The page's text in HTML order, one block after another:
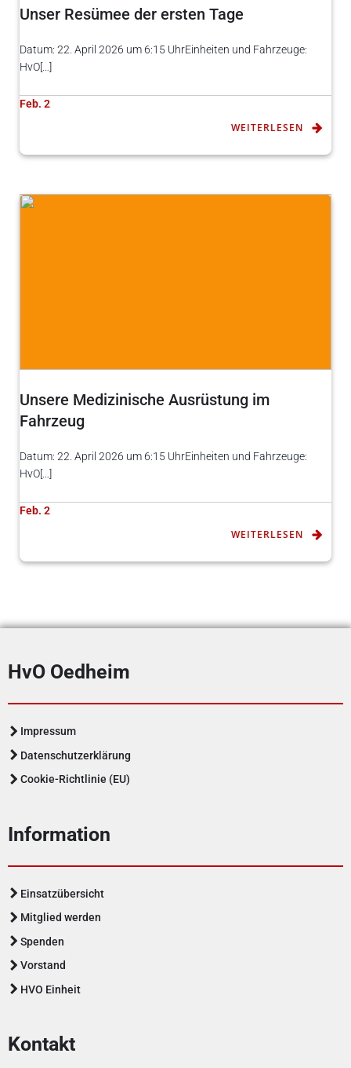
Unser Resümee der ersten Tage
Datum: 22. April 2026 um 6:15 UhrEinheiten und Fahrzeuge:
HvO[…]
Feb. 2
WEITERLESEN
Unsere Medizinische Ausrüstung im
Fahrzeug
Datum: 22. April 2026 um 6:15 UhrEinheiten und Fahrzeuge:
HvO[…]
Feb. 2
WEITERLESEN
HvO Oedheim
Impressum
Datenschutzerklärung
Cookie-Richtlinie (EU)
Information
Einsatzübersicht
Mitglied werden
Spenden
Vorstand
HVO Einheit
Kontakt